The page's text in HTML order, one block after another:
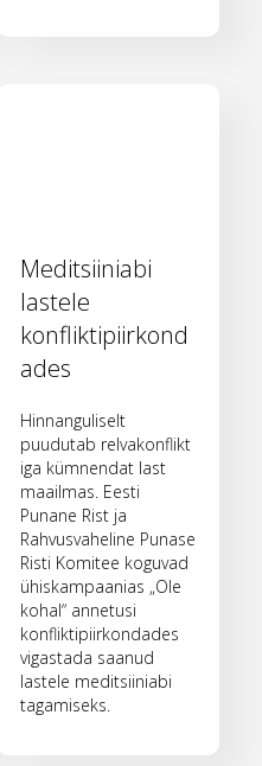
Meditsiiniabi
lastele
konfliktipiirkond
ades
Hinnanguliselt
puudutab relvakonflikt
iga kümnendat last
maailmas. Eesti
Punane Rist ja
Rahvusvaheline Punase
Risti Komitee koguvad
ühiskampaanias „Ole
kohal“ annetusi
konfliktipiirkondades
vigastada saanud
lastele meditsiiniabi
tagamiseks.